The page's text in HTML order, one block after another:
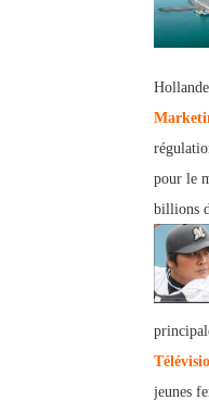
pour le
billions
T
jeunes